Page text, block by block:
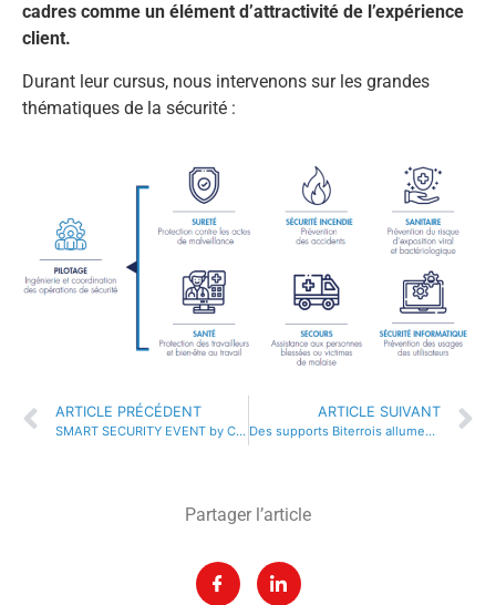
cadres comme un élément d’attractivité de l’expérience
client.
Durant leur cursus, nous intervenons sur les grandes
thématiques de la sécurité :
ARTICLE PRÉCÉDENT
SMART SECURITY EVENT by Cispé, simple comme une vidéo
ARTICLE SUIVANT
Des supports Biterrois allument des fumigènes dans un match à huis clos !
Partager l’article